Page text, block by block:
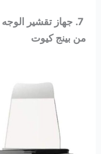
7. جهاز تقشير
من بينج كيوت